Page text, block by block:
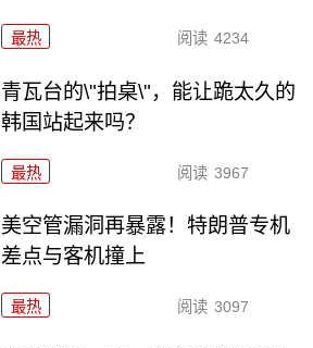
最热 阅读 4234
青瓦台的\"拍桌\"，能让跪太久的
韩国站起来吗？
最热 阅读 3967
美空管漏洞再暴露！特朗普专机
差点与客机撞上
最热 阅读 3097